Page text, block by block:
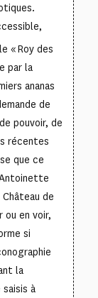
« Roy des
par la
ananas
de
pouvoir, de
récentes
que ce
de
ou en voir,
si
la
à